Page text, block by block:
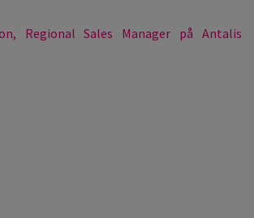
Regional Sales Manager på Antalis